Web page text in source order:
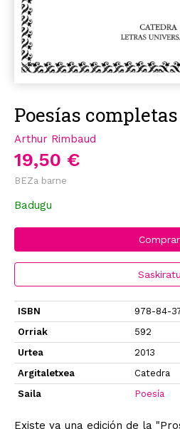
Poesías completas
Arthur Rimbaud
19,50 €
BEZa barne
Badugu
Comprar
Saskiratu
ISBN
978-84-
Orriak
592
Urtea
2013
Argitaletxea
Catedra
Saila
Poesía
Existe ya una edición de la